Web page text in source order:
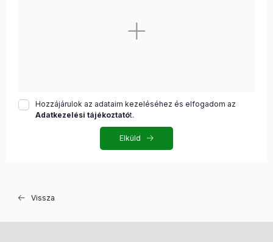
Hozzájárulok az adataim kezeléséhez és elfogadom az
Adatkezelési tájékoztatót.
Elküld
Vissza